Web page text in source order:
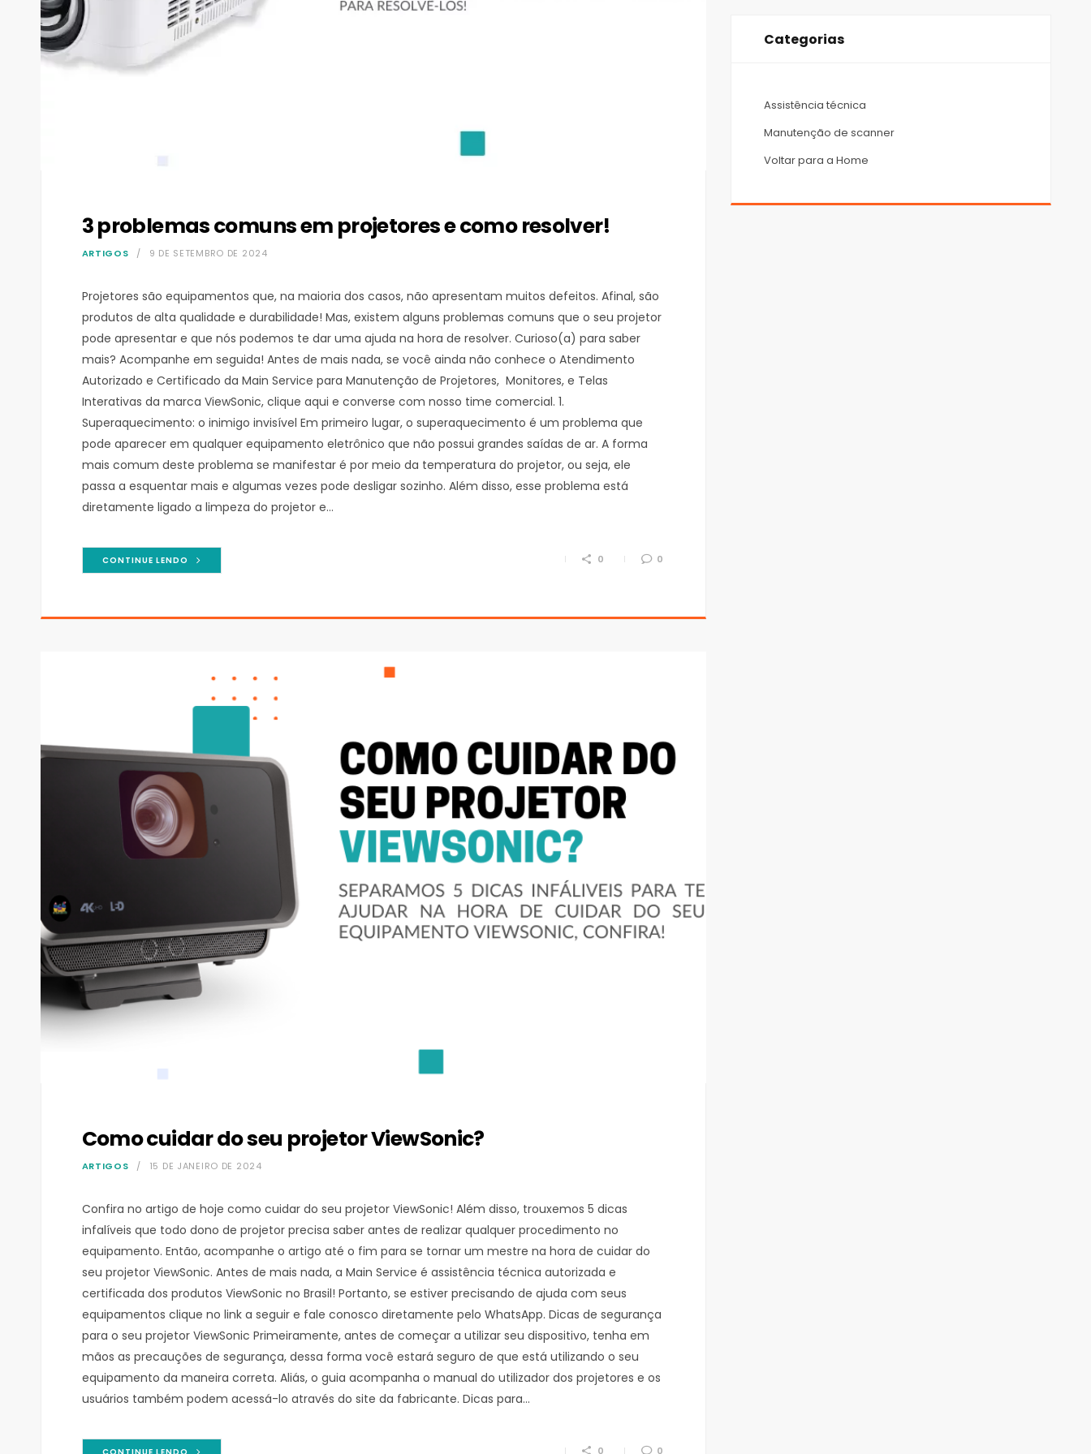
3 problemas comuns em projetores e como resolver!
ARTIGOS 9 DE SETEMBRO DE 2024
Projetores são equipamentos que, na maioria dos casos, não apresentam muitos defeitos. Afinal, são
produtos de alta qualidade e durabilidade! Mas, existem alguns problemas comuns que o seu projetor
pode apresentar e que nós podemos te dar uma ajuda na hora de resolver. Curioso(a) para saber
mais? Acompanhe em seguida! Antes de mais nada, se você ainda não conhece o Atendimento
Autorizado e Certificado da Main Service para Manutenção de Projetores, Monitores, e Telas
Interativas da marca ViewSonic, clique aqui e converse com nosso time comercial. 1.
Superaquecimento: o inimigo invisível Em primeiro lugar, o superaquecimento é um problema que
pode aparecer em qualquer equipamento eletrônico que não possui grandes saídas de ar. A forma
mais comum deste problema se manifestar é por meio da temperatura do projetor, ou seja, ele
passa a esquentar mais e algumas vezes pode desligar sozinho. Além disso, esse problema está
diretamente ligado a limpeza do projetor e…
CONTINUE LENDO 0 0
Como cuidar do seu projetor ViewSonic?
ARTIGOS 15 DE JANEIRO DE 2024
Confira no artigo de hoje como cuidar do seu projetor ViewSonic! Além disso, trouxemos 5 dicas
infalíveis que todo dono de projetor precisa saber antes de realizar qualquer procedimento no
equipamento. Então, acompanhe o artigo até o fim para se tornar um mestre na hora de cuidar do
seu projetor ViewSonic. Antes de mais nada, a Main Service é assistência técnica autorizada e
certificada dos produtos ViewSonic no Brasil! Portanto, se estiver precisando de ajuda com seus
equipamentos clique no link a seguir e fale conosco diretamente pelo WhatsApp. Dicas de segurança
para o seu projetor ViewSonic Primeiramente, antes de começar a utilizar seu dispositivo, tenha em
mãos as precauções de segurança, dessa forma você estará seguro de que está utilizando o seu
equipamento da maneira correta. Aliás, o guia acompanha o manual do utilizador dos projetores e os
usuários também podem acessá-lo através do site da fabricante. Dicas para…
0 0
Categorias
Assistência técnica
Manutenção de scanner
Voltar para a Home